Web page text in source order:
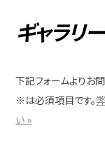
PRIVACY POLICY
COMPANY
ギャラリ
下記フォームよりお
※は必須項目です。
い »